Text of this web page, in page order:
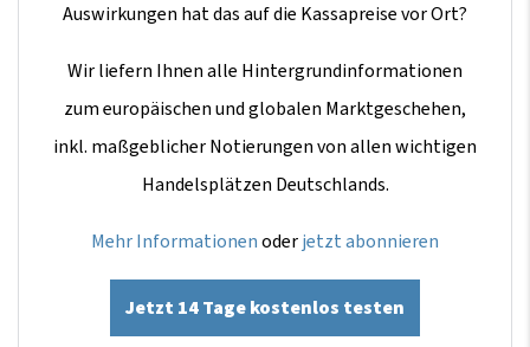
Auswirkungen hat das auf die Kassapreise vor Ort?
Wir liefern Ihnen alle Hintergrundinformationen
zum europäischen und globalen Marktgeschehen,
inkl. maßgeblicher Notierungen von allen wichtigen
Handelsplätzen Deutschlands.
Mehr Informationenoderjetzt abonnieren
Jetzt 14 Tage kostenlos testen